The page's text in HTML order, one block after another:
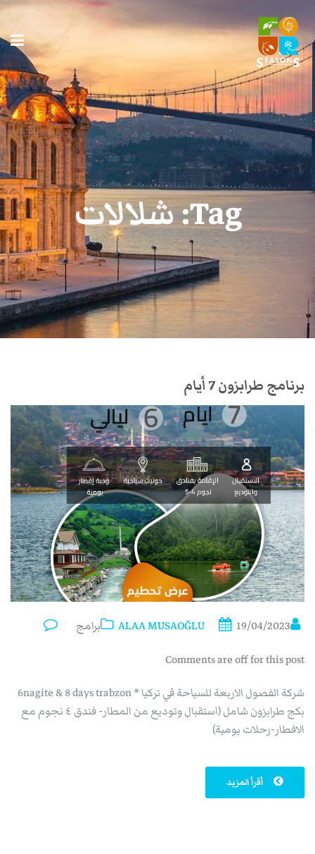
Tag: شلالات
برنامج طرابزون 7 أيام
ALAA MUSAOĞLU 19/04/2023
برامج
Comments are off for this post
شركة الفصول الاربعة للسياحة في تركيا * 6nagite & 8 days trabzon
بكج طرابزون شامل (استقبال وتوديع من المطار- فندق ٤ نجوم مع
الافطار-رحلات يومية)
أقرأ المزيد